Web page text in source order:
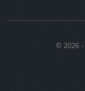
© 2026-